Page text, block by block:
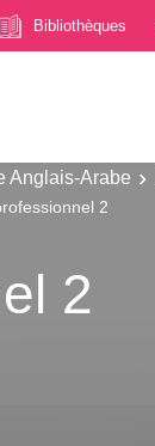
Bibliothèques
Anglais-Arabe
2
2